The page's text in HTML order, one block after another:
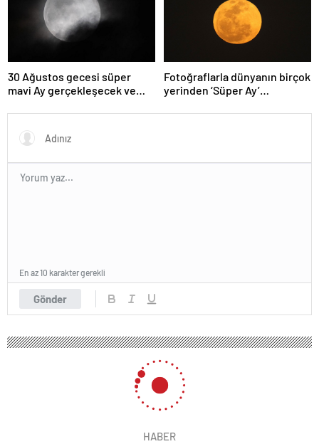
30 Ağustos gecesi süper
mavi Ay gerçekleşecek ve
olacak
Fotoğraflarla dünyanın birçok
yerinden ‘Süper Ay’
Gönder
En az 10 karakter gerekli
HABER